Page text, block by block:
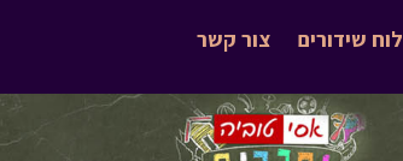
צור קשר לוח שידורים